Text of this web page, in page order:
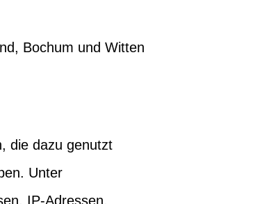
Bochum und Witten
die dazu genutzt
Unter
IP-Adressen,